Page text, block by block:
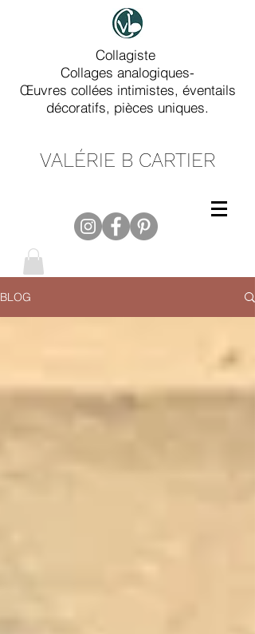
Collagiste
Collages analogiques-
Œuvres collées intimistes, éventails
décoratifs, pièces uniques.
VALÉRIE B CARTIER
BLOG